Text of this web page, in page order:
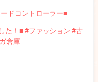
ドコントローラー■
た！■ #ファッション #古
倉庫